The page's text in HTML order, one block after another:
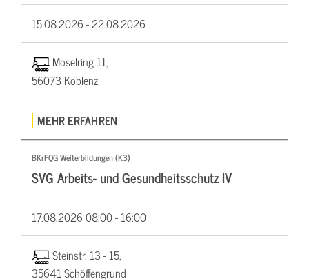
15.08.2026 -22.08.2026
Moselring 11,
56073 Koblenz
MEHR ERFAHREN
BKrFQG Weiterbildungen (K3)
SVG Arbeits- und Gesundheitsschutz IV
17.08.202608:00 - 16:00
Steinstr. 13 - 15,
35641 Schöffengrund